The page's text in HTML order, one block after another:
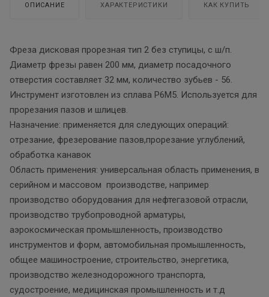
ОПИСАНИЕ ХАРАКТЕРИСТИКИ КАК КУПИТЬ
Фреза дисковая прорезная тип 2 без ступицы, с ш/п.
Диаметр фрезы равен 200 мм, диаметр посадочного
отверстия составляет 32 мм, количество зубьев - 56.
Инструмент изготовлен из сплава Р6М5. Используется для
прорезания пазов и шлицев.
Назначение: применяется для следующих операций:
отрезание, фрезерование пазов,прорезание углублений,
обработка канавок
Область применения: универсальная область применения, в
серийном и массовом производстве, например
производство оборудования для нефтегазовой отрасли,
производство трубопроводной арматуры,
аэрокосмическая промышленность, производство
инструментов и форм, автомобильная промышленность,
общее машиностроение, строительство, энергетика,
производство железнодорожного транспорта,
судостроение, медицинская промышленность и т.д